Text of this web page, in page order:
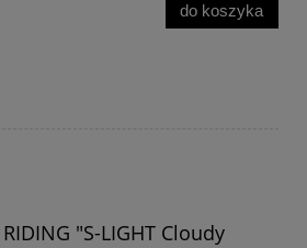
do koszyka
"S-LIGHT Cloudy